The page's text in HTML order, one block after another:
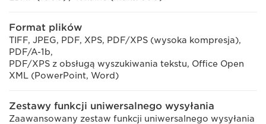
Format plików
TIFF, JPEG, PDF, XPS, PDF/XPS (wysoka kompresja),
PDF/A-1b,
PDF/XPS z obsługą wyszukiwania tekstu, Office Open
XML (PowerPoint, Word)
Zestawy funkcji uniwersalnego wysyłania
Zaawansowany zestaw funkcji uniwersalnego wysyłania